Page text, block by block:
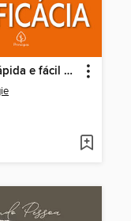
A maneira rápida e fácil de falar com eficácia